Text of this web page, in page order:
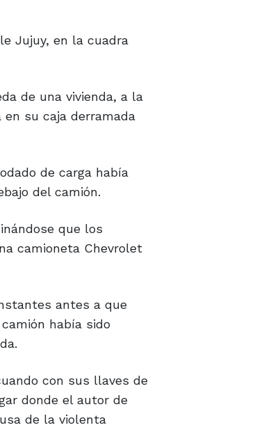
su caja derramada
del camión.
camioneta Chevrolet
había sido
donde el autor de
de la violenta